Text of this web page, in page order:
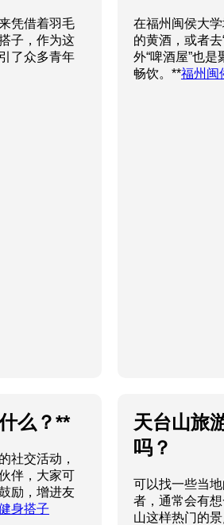
凭借着羽毛
子，作为这
了众多青年
在福州闽侯大
的黄酒，或者
外“啤酒屋”也
畅饮。**福州闽
么？**
社交活动，
伴，大家可
励，增进友
身搭子
天台山旅
吗？
可以找一些当
者，通常会有
山这样热门的